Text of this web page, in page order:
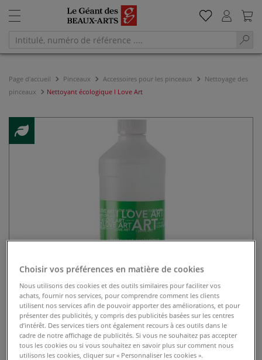
Page d'accueil Pinceaux Accessoires pour les pinceaux
Nettoyage des
pinceaux
Nettoyant écologique I Love Art
Choisir vos préférences en matière de cookies
Nous utilisons des cookies et des outils similaires pour faciliter vos
achats, fournir nos services, pour comprendre comment les clients
utilisent nos services afin de pouvoir apporter des améliorations, et pour
présenter des publicités, y compris des publicités basées sur les centres
d’intérêt. Des services tiers ont également recours à ces outils dans le
cadre de notre affichage de publicités. Si vous ne souhaitez pas accepter
tous les cookies ou si vous souhaitez en savoir plus sur comment nous
utilisons les cookies, cliquer sur « Personnaliser les cookies ».